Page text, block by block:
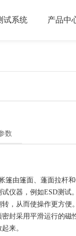
试系统 产品中
数
由篷面、蓬面拉杆和
仪器，例如ESD测
，从而使操作更方便。
采用平滑运行的磁
来。